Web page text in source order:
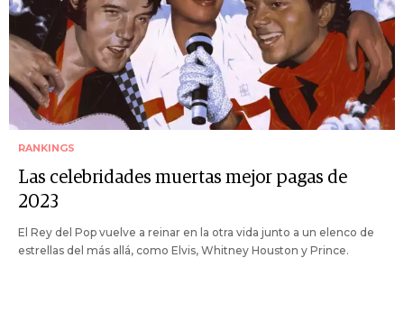
RANKINGS
Las celebridades muertas mejor pagas de
2023
El Rey del Pop vuelve a reinar en la otra vida junto a un elenco de
estrellas del más allá, como Elvis, Whitney Houston y Prince.